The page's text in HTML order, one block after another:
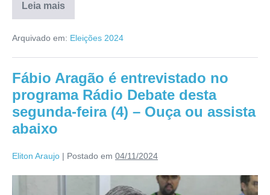
Leia mais
Arquivado em: Eleições 2024
Fábio Aragão é entrevistado no
programa Rádio Debate desta
segunda-feira (4) – Ouça ou assista
abaixo
Eliton Araujo | Postado em 04/11/2024